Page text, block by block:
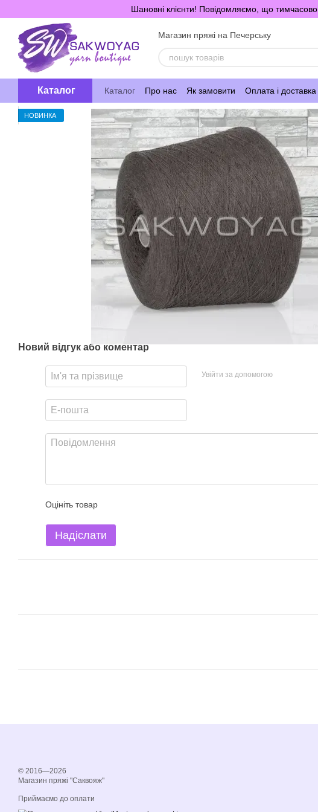
Перейти до основного контентуШановні клієнти! Повідомляємо, що
Магазин пряжі на Печерську
Каталог Каталог Про нас Як замовити Оплата і доставка
НОВИНКА
Новий відгук або коментар
Увійти за допомогою
Оцініть товар
Надіслати
© 2016—2026
Магазин пряжі "Саквояж"
Приймаємо до оплати